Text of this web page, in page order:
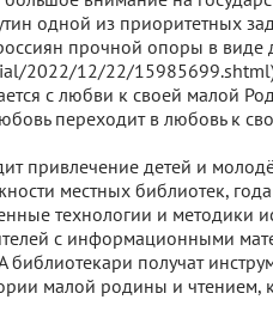
одной из приоритетных
прочной опоры в виде
2022/12/22/
с любви к своей малой
переходит в любовь к
привлечение детей и
местных библиотек,
технологии и методики
с информационными
получат
малой родины и чтением,